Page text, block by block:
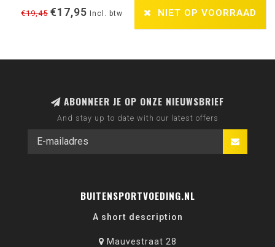
€19,45 €17,95 Incl. btw NIET OP VOORRAAD
ABONNEER JE OP ONZE NIEUWSBRIEF
And stay up to date with our latest offers
BUITENSPORTVOEDING.NL
A short description
Mauvestraat 28